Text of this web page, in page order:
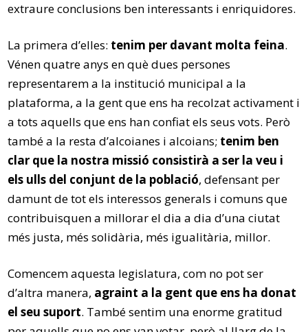
extraure conclusions ben interessants i enriquidores.
La primera d’elles: tenim per davant molta feina.
Vénen quatre anys en què dues persones
representarem a la institució municipal a la
plataforma, a la gent que ens ha recolzat activament i
a tots aquells que ens han confiat els seus vots. Però
també a la resta d’alcoianes i alcoians; tenim ben
clar que la nostra missió consistirà a ser la veu i
els ulls del conjunt de la població, defensant per
damunt de tot els interessos generals i comuns que
contribuisquen a millorar el dia a dia d’una ciutat
més justa, més solidària, més igualitària, millor.
Comencem aquesta legislatura, com no pot ser
d’altra manera, agraint a la gent que ens ha donat
el seu suport. També sentim una enorme gratitud